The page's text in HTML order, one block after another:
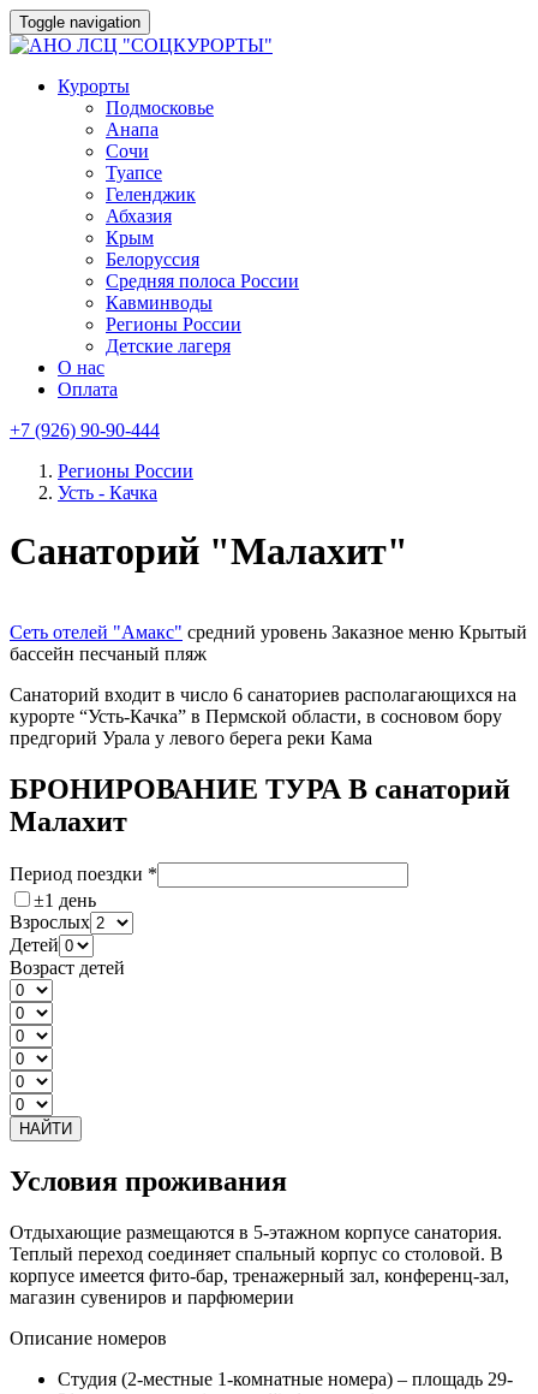
Toggle navigation
Курорты
Подмосковье
Анапа
Сочи
Туапсе
Геленджик
Абхазия
Крым
Белоруссия
Средняя полоса России
Кавминводы
Регионы России
Детские лагеря
О нас
Оплата
+7 (926) 90-90-444
Регионы России
Усть - Качка
Санаторий "Малахит"
Сеть отелей "Амакс" средний уровень Заказное меню Крытый
бассейн песчаный пляж
Санаторий входит в число 6 санаториев располагающихся на
курорте “Усть-Качка” в Пермской области, в сосновом бору
предгорий Урала у левого берега реки Кама
БРОНИРОВАНИЕ ТУРА В санаторий
Малахит
Период поездки *
±1 день
Взрослых
Детей
Возраст детей
НАЙТИ
Условия проживания
Отдыхающие размещаются в 5-этажном корпусе санатория.
Теплый переход соединяет спальный корпус со столовой. В
корпусе имеется фито-бар, тренажерный зал, конференц-зал,
магазин сувениров и парфюмерии
Описание номеров
Студия (2-местные 1-комнатные номера) – площадь 29-